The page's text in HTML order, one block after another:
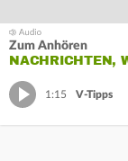
Zum Anhören
NACHRICHTEN,
1:15 V-Tipps